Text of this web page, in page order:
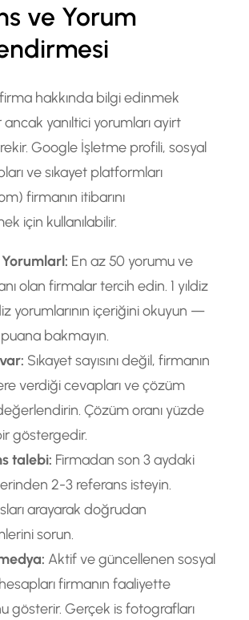
ve Yorum
hakkında bilgi edinmek
ancak yanıltici yorumları ayirt
Google İşletme profili, sosyal
ve sıkayet platformları
firmanın itibarını
için kullanılabilir.
En az 50 yorumu ve
olan firmalar tercih edin. 1 yıldiz
yorumlarının içeriğini okuyun —
bakmayın.
Sıkayet sayısını değil, firmanın
verdiği cevapları ve çözüm
Çözüm oranı yüzde
göstergedir.
talebi: Firmadan son 3 aydaki
2-3 referans isteyin.
arayarak doğrudan
sorun.
Aktif ve güncellenen sosyal
firmanın faaliyette
gösterir. Gerçek is fotografları